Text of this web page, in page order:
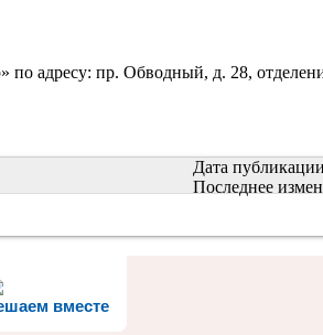
адресу: пр. Обводный, д. 28,
Дата
Последнее
вместе